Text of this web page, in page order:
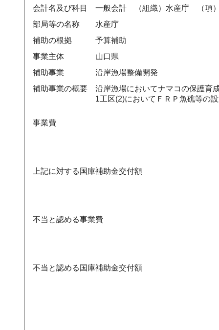
会計名及び科目
一般会計 （組織）水産庁 （項
部局等の名称
水産庁
補助の根拠
予算補助
事業主体
山口県
補助事業
沿岸漁場整備開発
補助事業の概要
沿岸漁場においてナマコの保護育
1工区(2)においてＦＲＰ魚礁等の
事業費
上記に対する国庫補助金交付額
不当と認める事業費
不当と認める国庫補助金交付額